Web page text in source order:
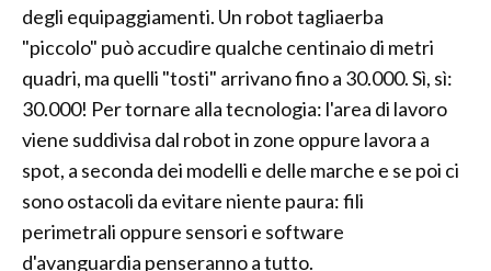
degli equipaggiamenti. Un robot tagliaerba
"piccolo" può accudire qualche centinaio di metri
quadri, ma quelli "tosti" arrivano fino a 30.000. Sì, sì:
30.000! Per tornare alla tecnologia: l'area di lavoro
viene suddivisa dal robot in zone oppure lavora a
spot, a seconda dei modelli e delle marche e se poi ci
sono ostacoli da evitare niente paura: fili
perimetrali oppure sensori e software
d'avanguardia penseranno a tutto.